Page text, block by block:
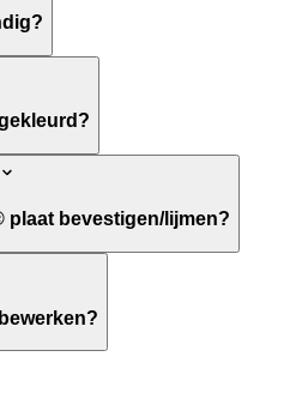
plaat bevestigen/lijmen?